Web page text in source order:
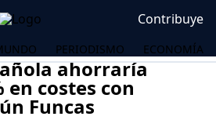
Contribuye
PERIODISMO ECONOMÍA
ahorraría
en costes con
Funcas